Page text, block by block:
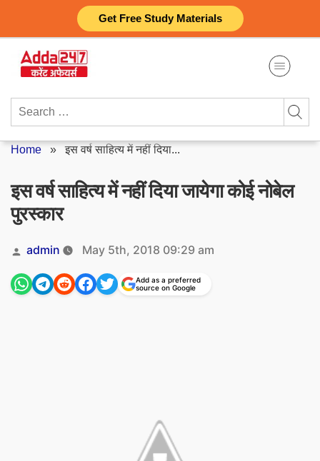
Get Free Study Materials
content
Search
Home »इस वर्ष साहित्य में नहीं दिया...
इस वर्ष साहित्य में नहीं दिया जायेगा कोई नोबेल
पुरस्कार
Posted
by
admin May 5th, 2018 09:29 am
Add as a preferred
source on Google